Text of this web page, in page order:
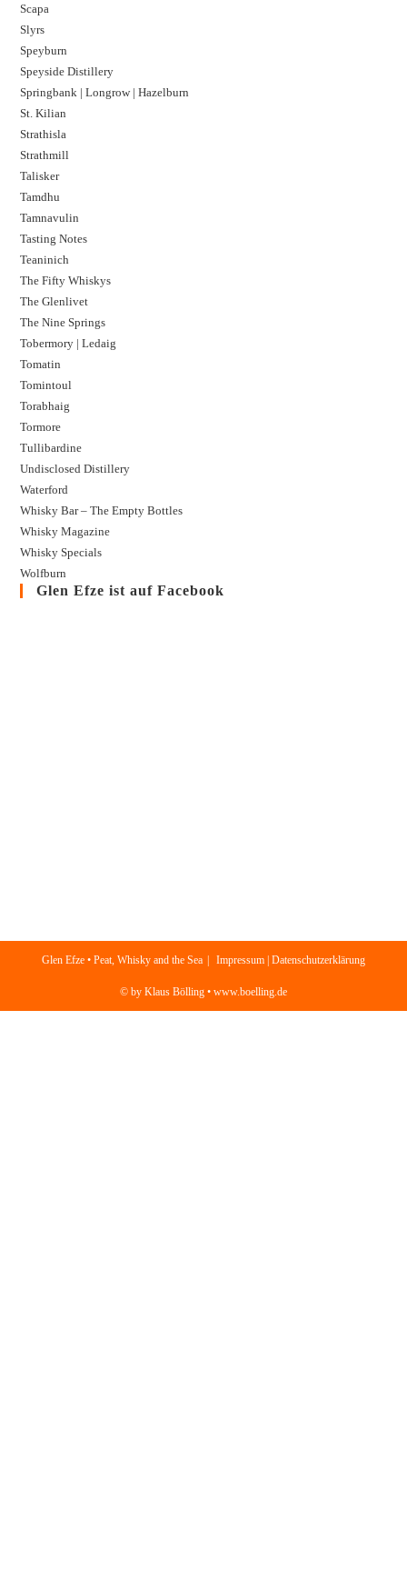
Scapa
Slyrs
Speyburn
Speyside Distillery
Springbank | Longrow | Hazelburn
St. Kilian
Strathisla
Strathmill
Talisker
Tamdhu
Tamnavulin
Tasting Notes
Teaninich
The Fifty Whiskys
The Glenlivet
The Nine Springs
Tobermory | Ledaig
Tomatin
Tomintoul
Torabhaig
Tormore
Tullibardine
Undisclosed Distillery
Waterford
Whisky Bar – The Empty Bottles
Whisky Magazine
Whisky Specials
Wolfburn
Glen Efze ist auf Facebook
Glen Efze • Peat, Whisky and the Sea Impressum | Datenschutzerklärung
© by Klaus Bölling • www.boelling.de